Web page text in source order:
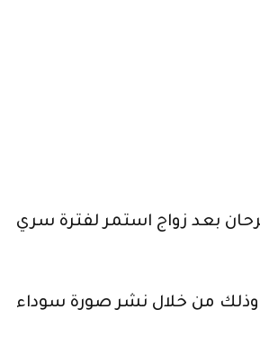
بعد زواج استمر لفترة سري
وذلك من خلال نشر صورة سوداء